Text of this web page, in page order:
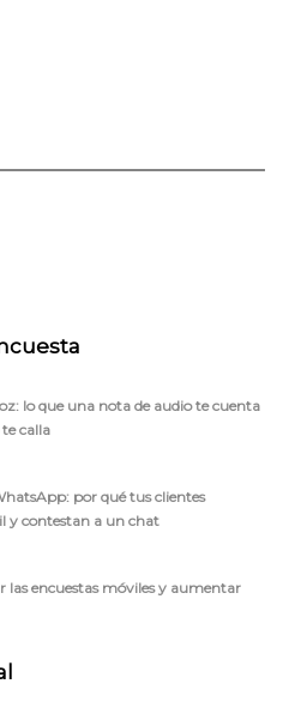
lo que una nota de audio te cuenta
calla
por qué tus clientes
y contestan a un chat
encuestas móviles y aumentar